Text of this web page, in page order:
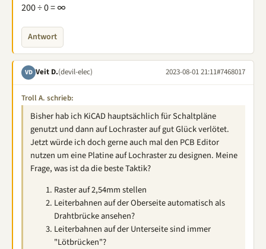
200 ÷ 0 = ∞
Antwort
VD Veit D.(devil-elec) 2023-08-01 21:11#7468017
Troll A. schrieb:
Bisher hab ich KiCAD hauptsächlich für Schaltpläne
genutzt und dann auf Lochraster auf gut Glück verlötet.
Jetzt würde ich doch gerne auch mal den PCB Editor
nutzen um eine Platine auf Lochraster zu designen. Meine
Frage, was ist da die beste Taktik?
Raster auf 2,54mm stellen
Leiterbahnen auf der Oberseite automatisch als
Drahtbrücke ansehen?
Leiterbahnen auf der Unterseite sind immer
"Lötbrücken"?